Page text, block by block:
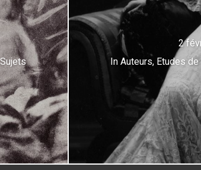
Sujets
2
In Auteurs, Etudes